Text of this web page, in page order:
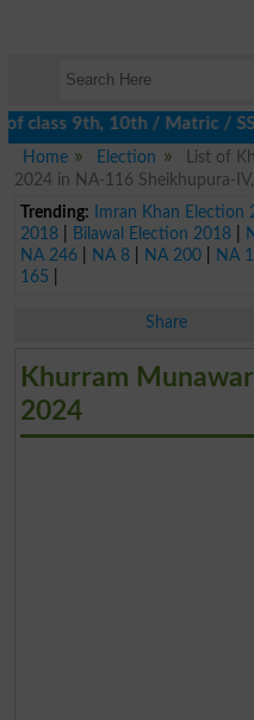
9th, 10th / Matric /
Home
Election
List of
2024 in NA-116 Sheikhupura-
Trending:
Imran Khan Election
2018| Bilawal Election 2018|
NA 246| NA 8| NA 200| NA
165
Share
Khurram
2024